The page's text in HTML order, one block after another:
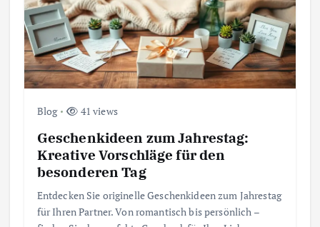
Blog 41 views
Geschenkideen zum Jahrestag:
Kreative Vorschläge für den
besonderen Tag
Entdecken Sie originelle Geschenkideen zum Jahrestag
für Ihren Partner. Von romantisch bis persönlich –